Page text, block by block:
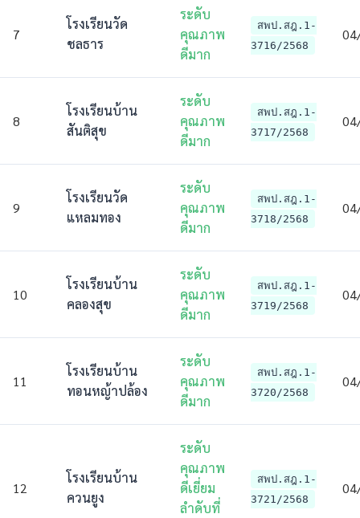
7
โรงเรียนวัด
ชลธาร
ระดับ
คุณภาพ
ดีมาก
สพป.สฎ.1-
3716/2568
8
โรงเรียนบ้าน
สันติสุข
ระดับ
คุณภาพ
ดีมาก
สพป.สฎ.1-
3717/2568
9
โรงเรียนวัด
แหลมทอง
ระดับ
คุณภาพ
ดีมาก
สพป.สฎ.1-
3718/2568
10
โรงเรียนบ้าน
คลองสุข
ระดับ
คุณภาพ
ดีมาก
สพป.สฎ.1-
3719/2568
11
โรงเรียนบ้าน
ทอนหญ้าปล้อง
ระดับ
คุณภาพ
ดีมาก
สพป.สฎ.1-
3720/2568
12
โรงเรียนบ้าน
ควนยูง
ระดับ
คุณภาพ
ดีเยี่ยม
ลําดับที่
สพป.สฎ.1-
3721/2568